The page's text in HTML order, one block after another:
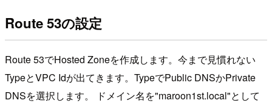
Route 53の設定
Route 53でHosted Zoneを作成します。今まで見慣れない
TypeとVPC Idが出てきます。TypeでPublic DNSかPrivate
DNSを選択します。 ドメイン名を"maroon1st.local"として